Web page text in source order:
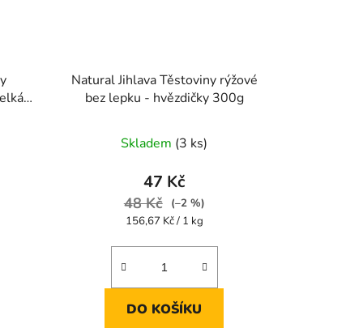
Natural Jihlava Těstoviny rýžové
bez lepku - hvězdičky 300g
hodnocení
produktu
je
5,0
5
Skladem (3 ks)
47 Kč
48 Kč
(–2 %)
Měrná
156,67 Kč / 1 kg
DO KOŠÍKU